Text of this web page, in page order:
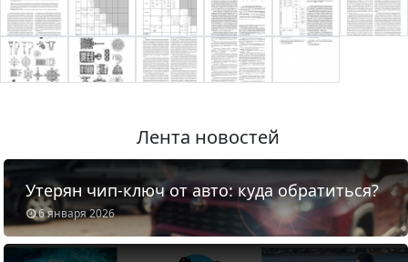
Лента новостей
6 января 2026
Утерян чип-ключ от авто: куда обратиться?